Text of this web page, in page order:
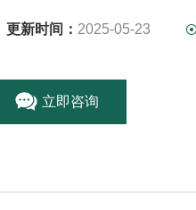
更新时间： 2025-05-23
立即咨询